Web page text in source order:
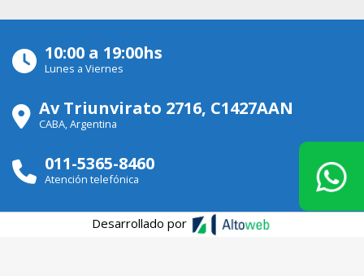
10:00 a 19:00hs
Lunes a Viernes
Av Triunvirato 2716, C1427AAN
CABA, Argentina
011-5365-8460
Atención telefónica
Desarrollado por